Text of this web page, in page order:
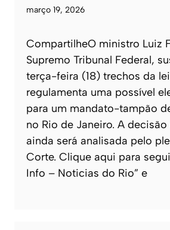
março 19, 2026
CompartilheO ministro Luiz
Supremo Tribunal Federal,
terça-feira (18) trechos da
regulamenta uma possível
para um mandato-tampão
no Rio de Janeiro. A
ainda será analisada pelo
Corte. Clique aqui para
Info – Noticias do Rio” e